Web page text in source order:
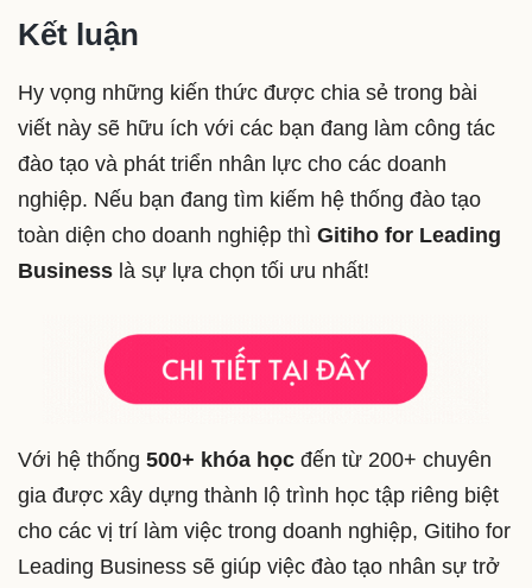
Kết luận
Hy vọng những kiến thức được chia sẻ trong bài
viết này sẽ hữu ích với các bạn đang làm công tác
đào tạo và phát triển nhân lực cho các doanh
nghiệp. Nếu bạn đang tìm kiếm hệ thống đào tạo
toàn diện cho doanh nghiệp thì Gitiho for Leading
Business là sự lựa chọn tối ưu nhất!
Với hệ thống 500+ khóa học đến từ 200+ chuyên
gia được xây dựng thành lộ trình học tập riêng biệt
cho các vị trí làm việc trong doanh nghiệp, Gitiho for
Leading Business sẽ giúp việc đào tạo nhân sự trở